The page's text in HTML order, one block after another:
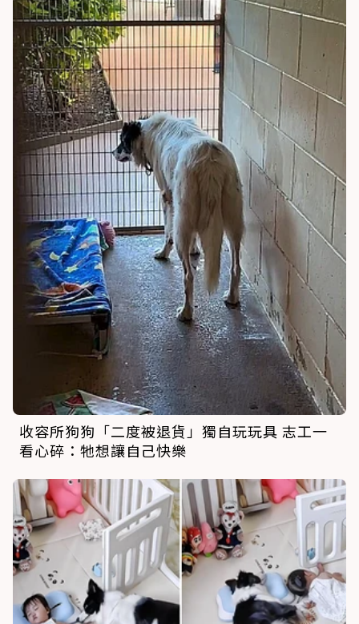
收容所狗狗「二度被退貨」獨自玩玩具 志工一
看心碎：牠想讓自己快樂